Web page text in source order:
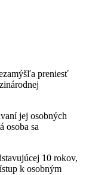
preniesť
jej osobných
osoba sa
10 rokov,
k osobným